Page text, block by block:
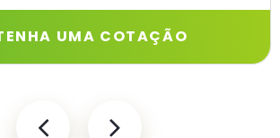
UMA COTAÇÃO